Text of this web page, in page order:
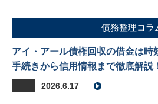
債務整理コラ
アイ・アール債権回収の借金は時
手続きから信用情報まで徹底解説
2026.6.17